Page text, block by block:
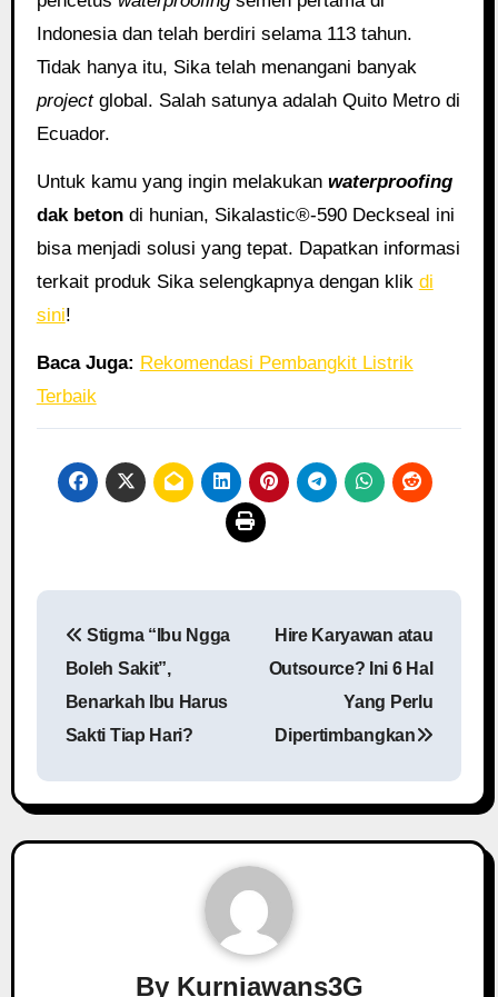
Indonesia dan telah berdiri selama 113 tahun.
Tidak hanya itu, Sika telah menangani banyak
projectglobal. Salah satunya adalah Quito Metro di
Ecuador.
Untuk kamu yang ingin melakukan waterproofing
dak betondi hunian, Sikalastic®-590 Deckseal ini
bisa menjadi solusi yang tepat. Dapatkan informasi
terkait produk Sika selengkapnya dengan klik di
sini!
Baca Juga: Rekomendasi Pembangkit Listrik
Terbaik
n
a
Stigma “Ibu Ngga
Boleh Sakit”,
Benarkah Ibu Harus
Sakti Tiap Hari?
Hire Karyawan atau
Outsource? Ini 6 Hal
Yang Perlu
Dipertimbangkan
By Kurniawans3G